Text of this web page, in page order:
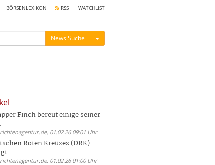
BÖRSENLEXIKON RSS WATCHLIST
News Suche Menü ein-/ausblenden
Finch bereut einige seiner
01.02.26 09:01 Uhr
Roten Kreuzes (DRK)
...
01.02.26 01:00 Uhr